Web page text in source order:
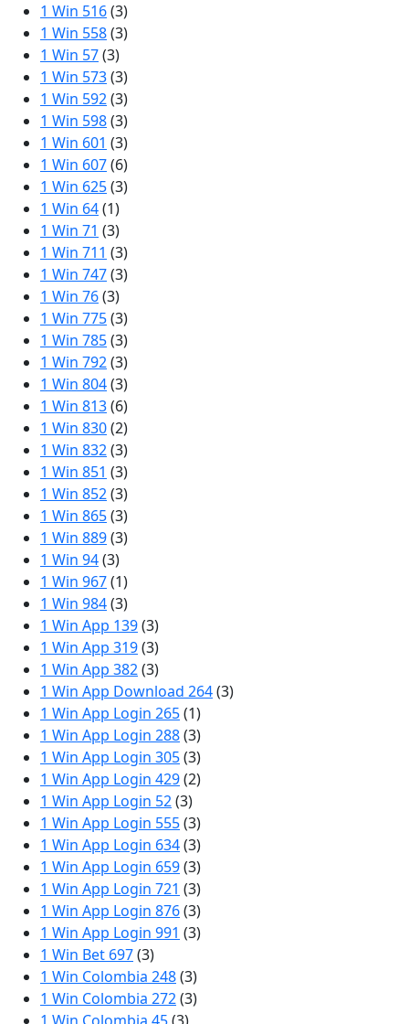
1 Win 516(3)
1 Win 558(3)
1 Win 57(3)
1 Win 573(3)
1 Win 592(3)
1 Win 598(3)
1 Win 601 (3)
1 Win 607(6)
1 Win 625(3)
1 Win 64(1)
1 Win 71 (3)
1 Win 711 (3)
1 Win 747(3)
1 Win 76(3)
1 Win 775(3)
1 Win 785(3)
1 Win 792(3)
1 Win 804(3)
1 Win 813(6)
1 Win 830(2)
1 Win 832(3)
1 Win 851 (3)
1 Win 852(3)
1 Win 865(3)
1 Win 889(3)
1 Win 94(3)
1 Win 967(1)
1 Win 984(3)
1 Win App 139(3)
1 Win App 319(3)
1 Win App 382(3)
1 Win App Download 264(3)
1 Win App Login 265(1)
1 Win App Login 288(3)
1 Win App Login 305(3)
1 Win App Login 429(2)
1 Win App Login 52(3)
1 Win App Login 555(3)
1 Win App Login 634(3)
1 Win App Login 659(3)
1 Win App Login 721 (3)
1 Win App Login 876(3)
1 Win App Login 991 (3)
1 Win Bet 697(3)
1 Win Colombia 248(3)
1 Win Colombia 272(3)